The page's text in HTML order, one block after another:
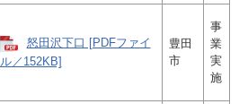
怒田沢下口 [PDFファイ
ル／152KB]
豊田
市
事
業
実
施